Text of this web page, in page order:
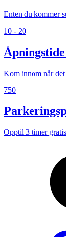
Enten du kommer
10 - 20
Kom innom når det
750
Opptil 3 timer